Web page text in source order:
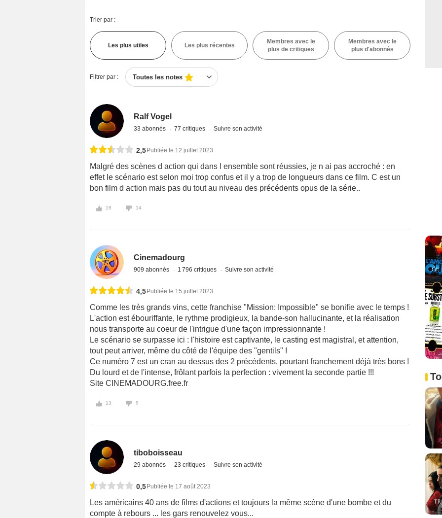
Trier par :
Les plus utiles Les plus récentes
Membres avec le
plus de critiques
Membres avec le
plus d'abonnés
Filtrer par : Toutes les notes
Ralf Vogel
33 abonnés 77 critiques Suivre son activité
2,5 Publiée le 12 juillet 2023
Malgré des scènes d action qui dans l ensemble sont réussies, je n ai pas accroché : en
effet le scénario est selon moi trop confus et il y a trop de longueurs dans ce film. C est un
bon film d action mais pas du tout au niveau des précédents opus de la série..
19 14
Cinemadourg
909 abonnés 1 796 critiques Suivre son activité
4,5Publiée le 15 juillet 2023
Comme les très grands vins, cette franchise "Mission: Impossible" se bonifie avec le temps !
L'action est ébouriffante, le rythme prodigieux, la bande-son hallucinante, et la réalisation
nous transporte au coeur de l'intrigue d'une façon impressionnante !
Le scénario se surpasse ici : l'histoire est captivante, le casting est magistral, et attention,
tout peut arriver, même du côté de l'équipe des "gentils" !
Ce numéro 7 est un cran au dessus des 2 précédents, pourtant franchement déjà très bons !
Du lourd et de l'intense, frôlant parfois la perfection : vivement la seconde partie !!!
Site CINEMADOURG.free.fr
13 9
tiboboisseau
29 abonnés 23 critiques Suivre son activité
0,5Publiée le 17 août 2023
Les américains 40 ans de films d'actions et toujours la même scène d'une bombe et du
compte à rebours ... les gars renouvelez vous...